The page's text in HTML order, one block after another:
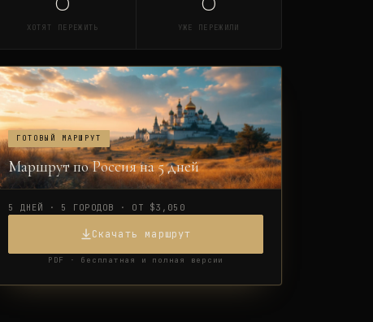
ХОТЯТ ПЕРЕЖИТЬ УЖЕ ПЕРЕЖИЛИ
ГОТОВЫЙ МАРШРУТ
Маршрут по Россия на 5 дней
5 ДНЕЙ · 5 ГОРОДОВ · ОТ $3,050
Скачать маршрут
PDF · бесплатная и полная версии